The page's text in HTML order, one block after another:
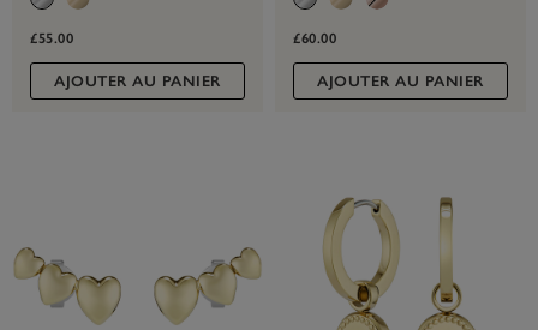
£55.00
AJOUTER AU PANIER
£60.00
AJOUTER AU PANIER